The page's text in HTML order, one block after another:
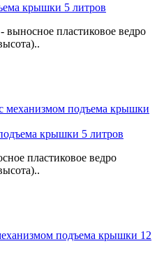
крышки 5 литров
пластиковое ведро
крышки 5 литров
пластиковое ведро